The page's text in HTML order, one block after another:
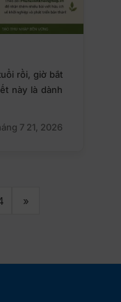
rồi, giờ bắt
này là dành
7 21, 2026
»